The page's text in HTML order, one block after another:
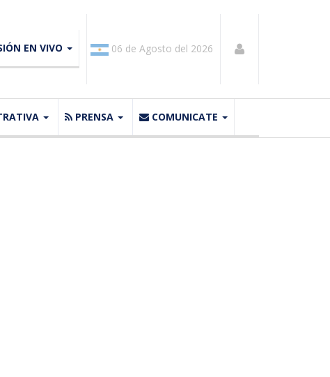
EN VIVO 06 de Agosto del 2026
PRENSA COMUNICATE